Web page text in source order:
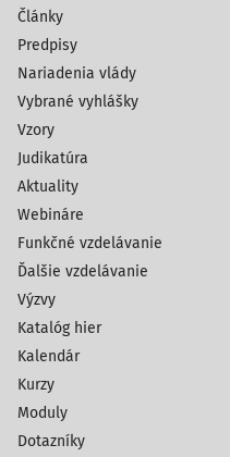
Články
Predpisy
Nariadenia vlády
Vybrané vyhlášky
Vzory
Judikatúra
Aktuality
Webináre
Funkčné vzdelávanie
Ďalšie vzdelávanie
Výzvy
Katalóg hier
Kalendár
Kurzy
Moduly
Dotazníky